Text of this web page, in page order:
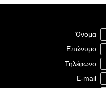
Όνομα
Επώνυμο
Τηλέφωνο
E-mail